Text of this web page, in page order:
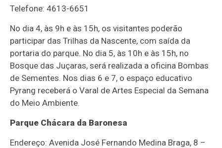
Telefone: 4613-6651
No dia 4, às 9h e às 15h, os visitantes poderão
participar das Trilhas da Nascente, com saída da
portaria do parque. No dia 5, às 10h e às 15h, no
Bosque das Juçaras, será realizada a oficina Bombas
de Sementes. Nos dias 6 e 7, o espaço educativo
Pyrang receberá o Varal de Artes Especial da Semana
do Meio Ambiente.
Parque Chácara da Baronesa
Endereço: Avenida José Fernando Medina Braga, 8 –